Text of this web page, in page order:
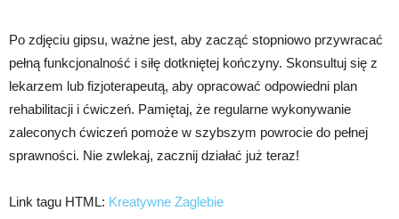
Po zdjęciu gipsu, ważne jest, aby zacząć stopniowo przywracać
pełną funkcjonalność i siłę dotkniętej kończyny. Skonsultuj się z
lekarzem lub fizjoterapeutą, aby opracować odpowiedni plan
rehabilitacji i ćwiczeń. Pamiętaj, że regularne wykonywanie
zaleconych ćwiczeń pomoże w szybszym powrocie do pełnej
sprawności. Nie zwlekaj, zacznij działać już teraz!
Link tagu HTML: Kreatywne Zaglebie